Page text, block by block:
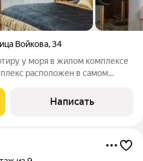
Войкова,34
у моря в жилом комплексе
расположен в самом
и в окружении самых
Написать